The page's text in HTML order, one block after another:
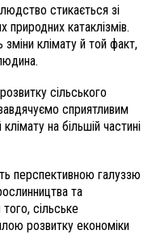
стикається зі
природних катаклізмів.
зміни клімату й той факт,
сільського
сприятливим
на більшій частині
перспективною галуззю
та
сільське
розвитку економіки